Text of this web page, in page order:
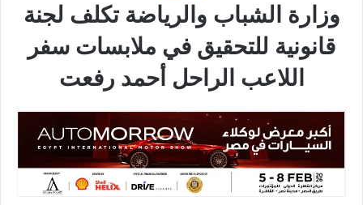
وزارة الشباب والرياضة تكلف لجنة
قانونية للتحقيق في ملابسات سفر
اللاعب الراحل أحمد رفعت